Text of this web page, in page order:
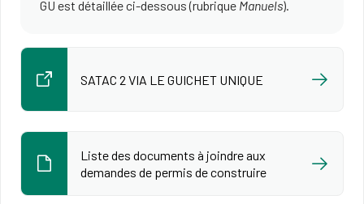
GU est détaillée ci-dessous (rubrique Manuels).
SATAC 2 VIA LE GUICHET UNIQUE
Liste des documents à joindre aux
demandes de permis de construire